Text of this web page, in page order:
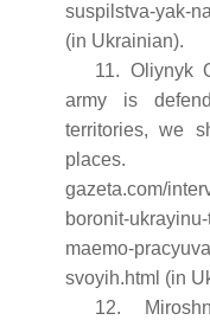
suspilstva-yak-
(in Ukrainian).
11. Oliynyk
army is
territories, we
places.
gazeta.com/
boronit-
maemo-
svoyih.html (in
12.